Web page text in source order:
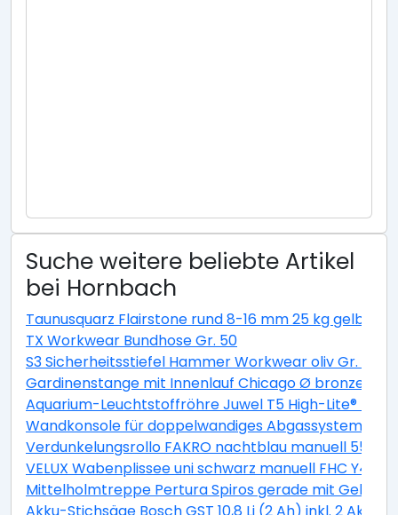
Suche weitere beliebte Artikel
bei Hornbach
Taunusquarz Flairstone rund 8-16 mm 25 kg gelb
TX Workwear Bundhose Gr. 50
S3 Sicherheitsstiefel Hammer Workwear oliv Gr. 38
Gardinenstange mit Innenlauf Chicago Ø bronze 20
Aquarium-Leuchtstoffröhre Juwel T5 High-Lite® Day
Wandkonsole für doppelwandiges Abgassystem
Verdunkelungsrollo FAKRO nachtblau manuell 55x78
VELUX Wabenplissee uni schwarz manuell FHC Y43
Mittelholmtreppe Pertura Spiros gerade mit